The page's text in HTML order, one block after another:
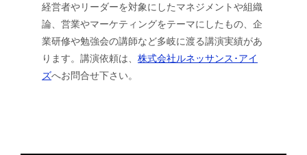
経営者やリーダーを対象にしたマネジメントや組織
論、営業やマーケティングをテーマにしたもの、企
業研修や勉強会の講師など多岐に渡る講演実績があ
ります。講演依頼は、株式会社ルネッサンス･アイ
ズへお問合せ下さい。